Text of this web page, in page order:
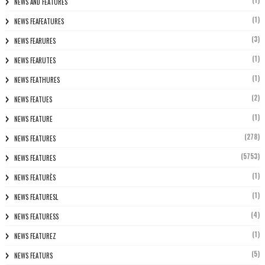
NEWS FEAFEATURES (1)
NEWS FEARURES (3)
NEWS FEARUTES (1)
NEWS FEATHURES (1)
NEWS FEATUES (2)
NEWS FEATURE (1)
NEWS FEATURES (278)
NEWS FEATURES (5753)
NEWS FEATURÈS (1)
NEWS FEATURESL (1)
NEWS FEATURESS (4)
NEWS FEATUREZ (1)
NEWS FEATURS (5)